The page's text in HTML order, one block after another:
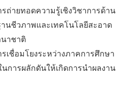
รถ่ายทอดความรู้เชิงวิชาการด้าน
นชีวภาพและเทคโนโลยีสะอาด
าชาติ
เชื่อมโยงระหว่างภาคการศึกษา
การผลักดันให้เกิดการนำผลงาน